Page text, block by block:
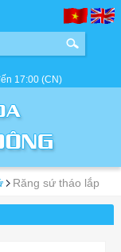
17:00 (CN)
Răng sứ tháo lắp